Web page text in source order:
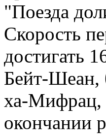
"Поезда
Скорость
достигать
Бейт-Шеан,
ха-Мифрац,
окончании